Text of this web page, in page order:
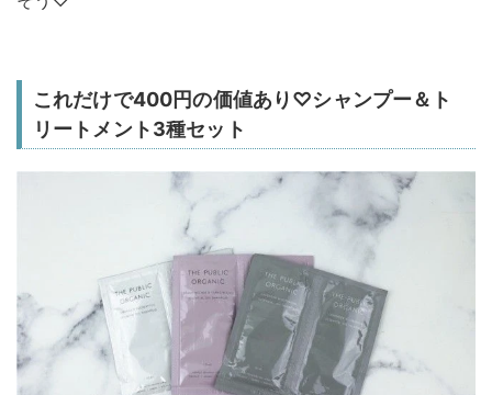
これだけで400円の価値あり♡シャンプー＆ト
リートメント3種セット